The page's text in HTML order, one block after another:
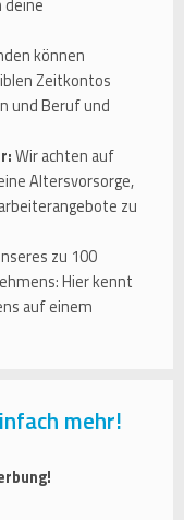
deine
können
Zeitkontos
und Beruf und
Wir achten auf
Altersvorsorge,
zu
zu 100
Hier kennt
auf einem
mehr!